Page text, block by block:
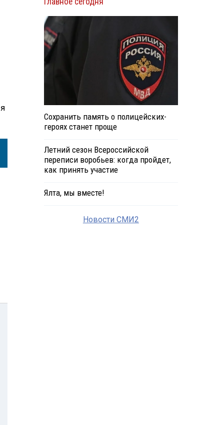
Сохранить память о полицейских-
героях станет проще
Летний сезон Всероссийской
переписи воробьев: когда пройдет,
как принять участие
Ялта, мы вместе!
Новости СМИ2